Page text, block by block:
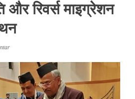
और रिवर्स माइग्रेशन